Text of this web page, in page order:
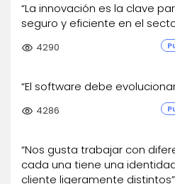
“La innovación es la clave
seguro y eficiente en el
visibility 4290
“El software debe
visibility 4286
“Nos gusta trabajar con
cada una tiene una
cliente ligeramente distintos”